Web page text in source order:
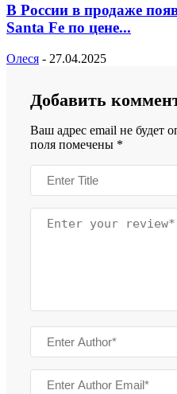
В России в продаже
Santa Fe по цене...
Олеся - 27.04.2025
Добавить
Ваш адрес email не будет
поля помечены *